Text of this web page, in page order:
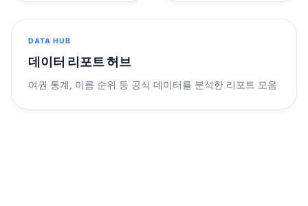
DATA HUB
데이터 리포트 허브
여권 통계, 이름 순위 등 공식 데이터를 분석한 리포트 모음